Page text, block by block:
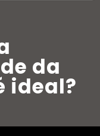
da
ideal?